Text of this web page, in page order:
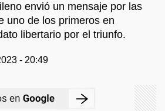
envió un mensaje por las
uno de los primeros en
libertario por el triunfo.
- 20:49